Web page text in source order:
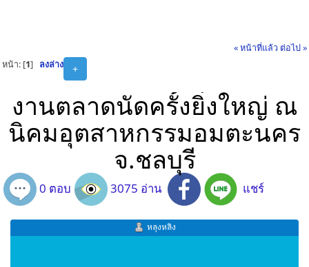
« หน้าที่แล้ว ต่อไป »
+
หน้า: [1] ลงล่าง
งานตลาดนัดครั้งยิ่งใหญ่ ณ
นิคมอุตสาหกรรมอมตะนคร
จ.ชลบุรี
0 ตอบ 3075 อ่าน แชร์
หลุงหลิง